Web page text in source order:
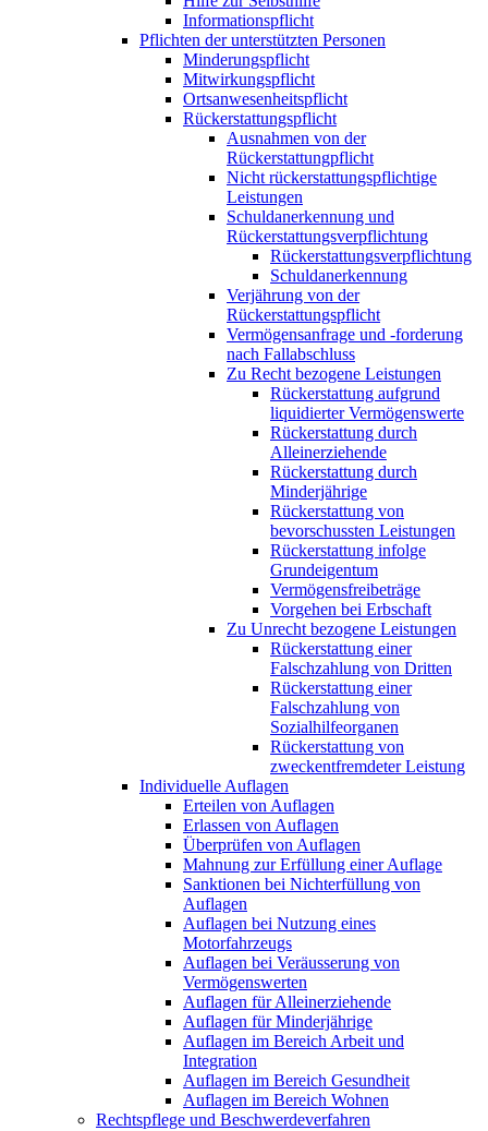
Informationspflicht
Pflichten der unterstützten Personen
Minderungspflicht
Mitwirkungspflicht
Ortsanwesenheitspflicht
Rückerstattungspflicht
Ausnahmen von der
Rückerstattungpflicht
Nicht rückerstattungspflichtige
Leistungen
Schuldanerkennung und
Rückerstattungsverpflichtung
Rückerstattungsverpflichtung
Schuldanerkennung
Verjährung von der
Rückerstattungspflicht
Vermögensanfrage und -forderung
nach Fallabschluss
Zu Recht bezogene Leistungen
Rückerstattung aufgrund
liquidierter Vermögenswerte
Rückerstattung durch
Alleinerziehende
Rückerstattung durch
Minderjährige
Rückerstattung von
bevorschussten Leistungen
Rückerstattung infolge
Grundeigentum
Vermögensfreibeträge
Vorgehen bei Erbschaft
Zu Unrecht bezogene Leistungen
Rückerstattung einer
Falschzahlung von Dritten
Rückerstattung einer
Falschzahlung von
Sozialhilfeorganen
Rückerstattung von
zweckentfremdeter Leistung
Individuelle Auflagen
Erteilen von Auflagen
Erlassen von Auflagen
Überprüfen von Auflagen
Mahnung zur Erfüllung einer Auflage
Sanktionen bei Nichterfüllung von
Auflagen
Auflagen bei Nutzung eines
Motorfahrzeugs
Auflagen bei Veräusserung von
Vermögenswerten
Auflagen für Alleinerziehende
Auflagen für Minderjährige
Auflagen im Bereich Arbeit und
Integration
Auflagen im Bereich Gesundheit
Auflagen im Bereich Wohnen
Rechtspflege und Beschwerdeverfahren